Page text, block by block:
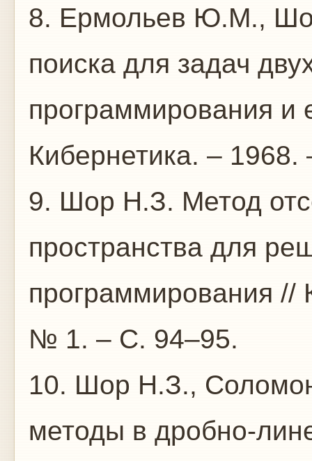
8. Ермольев Ю.М.,
поиска для задач
программирования и
Кибернетика. –
9. Шор Н.З. Метод
пространства для
программирования //
№ 1. – С. 94–95.
10. Шор Н.З.,
методы в дробно-